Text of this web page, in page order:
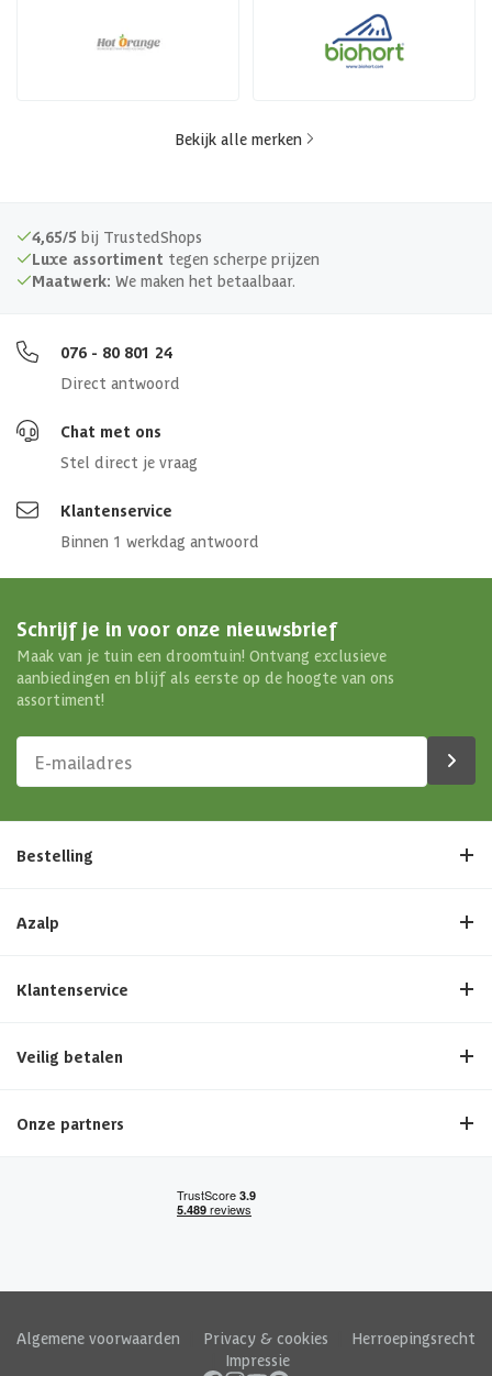
Bekijk alle merken
4,65/5 bij TrustedShops
Luxe assortiment tegen scherpe prijzen
Maatwerk: We maken het betaalbaar.
076 - 80 801 24
Direct antwoord
Chat met ons
Stel direct je vraag
Klantenservice
Binnen 1 werkdag antwoord
Schrijf je in voor onze nieuwsbrief
Maak van je tuin een droomtuin! Ontvang exclusieve
aanbiedingen en blijf als eerste op de hoogte van ons
assortiment!
Bestelling
Azalp
Klantenservice
Veilig betalen
Onze partners
Algemene voorwaarden Privacy & cookies
Herroepingsrecht
Impressie